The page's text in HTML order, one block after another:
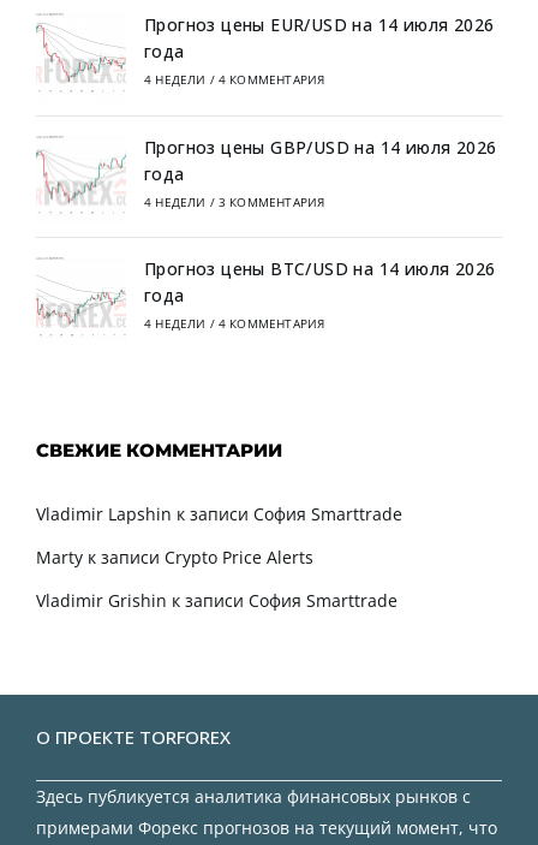
Прогноз цены EUR/USD на 14 июля 2026
года
4 НЕДЕЛИ / 4 КОММЕНТАРИЯ
Прогноз цены GBP/USD на 14 июля 2026
года
4 НЕДЕЛИ / 3 КОММЕНТАРИЯ
Прогноз цены BTC/USD на 14 июля 2026
года
4 НЕДЕЛИ / 4 КОММЕНТАРИЯ
СВЕЖИЕ КОММЕНТАРИИ
Vladimir Lapshin к записи София Smarttrade
Marty к записи Crypto Price Alerts
Vladimir Grishin к записи София Smarttrade
О ПРОЕКТЕ TORFOREX
Здесь публикуется аналитика финансовых рынков с
примерами Форекс прогнозов на текущий момент, что